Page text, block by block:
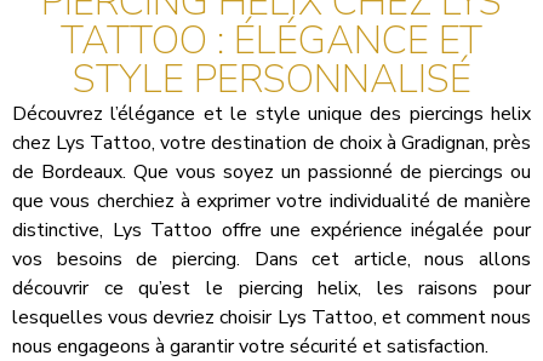
TATTOO : ÉLÉGANCE ET
STYLE PERSONNALISÉ
Découvrez l’élégance et le style unique des piercings helix
chez Lys Tattoo, votre destination de choix à Gradignan, près
de Bordeaux. Que vous soyez un passionné de piercings ou
que vous cherchiez à exprimer votre individualité de manière
distinctive, Lys Tattoo offre une expérience inégalée pour
vos besoins de piercing. Dans cet article, nous allons
découvrir ce qu’est le piercing helix, les raisons pour
lesquelles vous devriez choisir Lys Tattoo, et comment nous
nous engageons à garantir votre sécurité et satisfaction.